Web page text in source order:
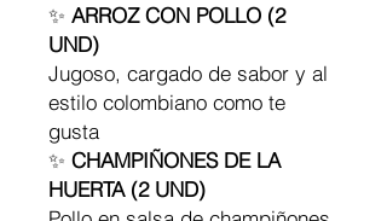
✨ ARROZ CON POLLO (2
UND)
Jugoso, cargado de sabor y al
estilo colombiano como te
gusta
✨ CHAMPIÑONES DE LA
HUERTA (2 UND)